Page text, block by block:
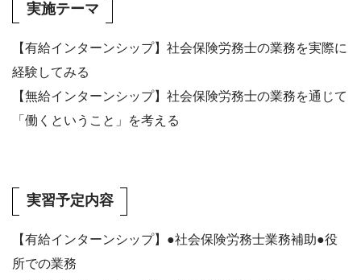
実施テーマ
【有給インターンシップ】社会保険労務士の業務を実際に
経験してみる
【無給インターンシップ】社会保険労務士の業務を通じて
「働くということ」を考える
実習予定内容
【有給インターンシップ】●社会保険労務士業務補助●役
所での業務